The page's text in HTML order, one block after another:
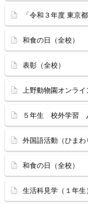
「令和３年度 東京
和食の日（全校）
表彰（全校）
上野動物園オンライ
５年生 校外学習
外国語活動（ひまわ
和食の日（全校）
生活科見学（１年生